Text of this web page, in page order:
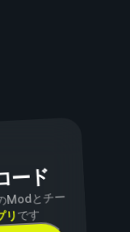
ード
Modとチー
リです